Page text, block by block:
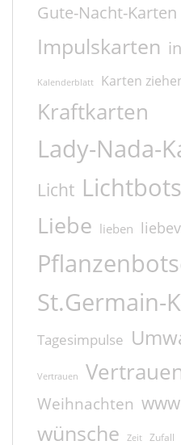
Gute-Nacht-Karten
Impulskarten
Kalenderblatt Karten
Kraftkarten
Lady-Nada-
Licht
Liebe lieben
St.Germain-
Tagesimpulse
Vertrauen
Weihnachten
wünsche Zeit Zufall